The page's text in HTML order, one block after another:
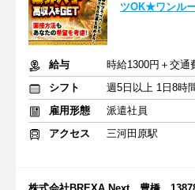
ツOK★ワンル
給与
時給1300円＋交通
シフト
週5日以上 1日8時
雇用形態
派遣社員
アクセス
三河田原駅